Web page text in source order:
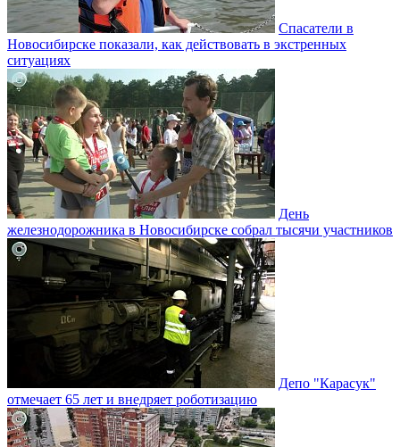
Спасатели в
Новосибирске показали, как действовать в экстренных
ситуациях
День
железнодорожника в Новосибирске собрал тысячи участников
Депо "Карасук"
отмечает 65 лет и внедряет роботизацию